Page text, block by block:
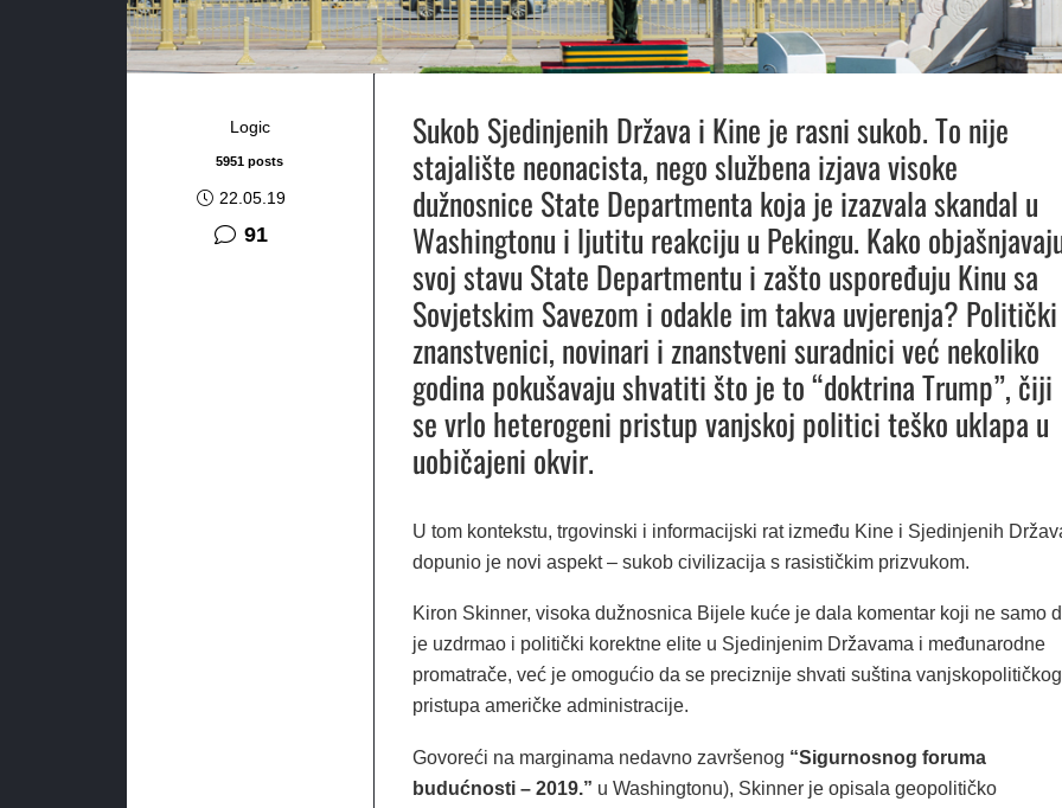
Logic
5951 posts
22.05.19
91komentar
Sukob Sjedinjenih Država i Kine je rasni sukob. To nije
stajalište neonacista, nego službena izjava visoke
dužnosnice State Departmenta koja je izazvala skandal u
Washingtonu i ljutitu reakciju u Pekingu. Kako
svoj stavu State Departmentu i zašto uspoređuju Kinu sa
Sovjetskim Savezom i odakle im takva uvjerenja? Politički
znanstvenici, novinari i znanstveni suradnici već nekoliko
godina pokušavaju shvatiti što je to “doktrina Trump”, čiji
se vrlo heterogeni pristup vanjskoj politici teško uklapa u
uobičajeni okvir.
U tom kontekstu, trgovinski i informacijski rat između Kine i Sjedinjenih
dopunio je novi aspekt – sukob civilizacija s rasističkim prizvukom.
Kiron Skinner, visoka dužnosnica Bijele kuće je dala komentar koji ne samo
je uzdrmao i politički korektne elite u Sjedinjenim Državama i međunarodne
promatrače, već je omogućio da se preciznije shvati suština vanjskopolitičkog
pristupa američke administracije.
Govoreći na marginama nedavno završenog “Sigurnosnog foruma
budućnosti – 2019.” u Washingtonu), Skinner je opisala geopolitičko